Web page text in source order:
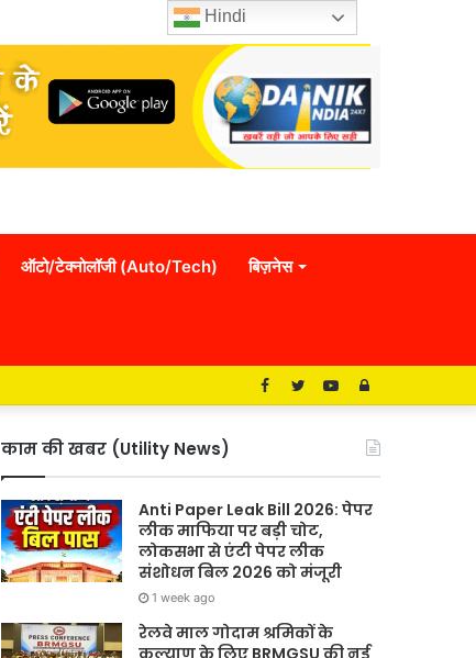
ऑटो/टेक्नोलॉजी (Auto/Tech) बिज़नेस
Log
YouTube
Twitter
Facebook
काम की खबर (Utility News)
Anti Paper Leak Bill 2026: पेपर
लीक माफिया पर बड़ी चोट,
लोकसभा से एंटी पेपर लीक
संशोधन बिल 2026 को मंजूरी
1 week ago
रेलवे माल गोदाम श्रमिकों के
Hindi